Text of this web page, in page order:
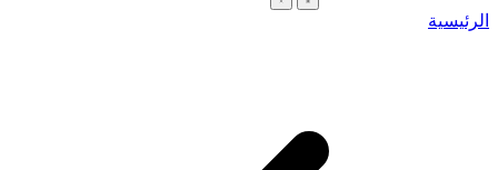
الرئيسية